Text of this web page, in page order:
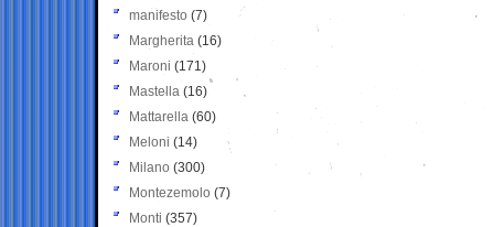
manifesto (7)
Margherita (16)
Maroni (171)
Mastella (16)
Mattarella (60)
Meloni (14)
Milano (300)
Montezemolo (7)
Monti (357)